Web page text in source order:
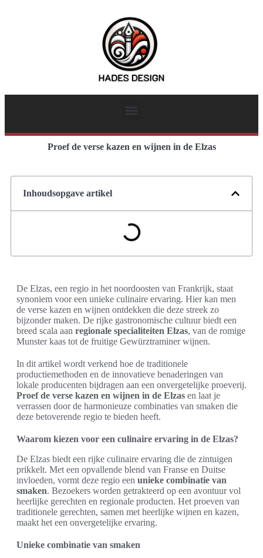
Proef de verse kazen en wijnen in de Elzas
Inhoudsopgave artikel
De Elzas, een regio in het noordoosten van Frankrijk, staat
synoniem voor een unieke culinaire ervaring. Hier kan men
de verse kazen en wijnen ontdekken die deze streek zo
bijzonder maken. De rijke gastronomische cultuur biedt een
breed scala aan regionale specialiteiten Elzas, van de romige
Munster kaas tot de fruitige Gewürztraminer wijnen.
In dit artikel wordt verkend hoe de traditionele
productiemethoden en de innovatieve benaderingen van
lokale producenten bijdragen aan een onvergetelijke proeverij.
Proef de verse kazen en wijnen in de Elzas en laat je
verrassen door de harmonieuze combinaties van smaken die
deze betoverende regio te bieden heeft.
Waarom kiezen voor een culinaire ervaring in de Elzas?
De Elzas biedt een rijke culinaire ervaring die de zintuigen
prikkelt. Met een opvallende blend van Franse en Duitse
invloeden, vormt deze regio een unieke combinatie van
smaken. Bezoekers worden getrakteerd op een avontuur vol
heerlijke gerechten en regionale producten. Het proeven van
traditionele gerechten, samen met heerlijke wijnen en kazen,
maakt het een onvergetelijke ervaring.
Unieke combinatie van smaken